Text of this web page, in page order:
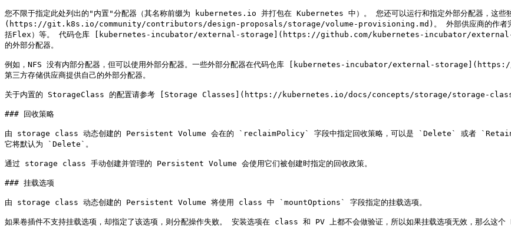
您不限于指定此处列出的"内置"分配器（其名称前缀为 kubernetes.io 并打包在 Kubernetes 中）。 您还可以运行和指定外部分配器，这
(https://git.k8s.io/community/contributors/design-proposals/storage/volume-provisioning.md)。 外部供应商的作者完全可以自
括Flex）等。 代码仓库 [kubernetes-incubator/external-storage](https://github.com/kubernetes-incubator/external-
的外部分配器。
例如，NFS 没有内部分配器，但可以使用外部分配器。一些外部分配器在代码仓库 [kubernetes-incubator/external-
第三方存储供应商提供自己的外部分配器。
关于内置的 StorageClass 的配置请参考 [Storage Classes](https://kubernetes.io/docs/concepts/storage/storage-
### 回收策略
由 storage class 动态创建的 Persistent Volume 会在的 `reclaimPolicy` 字段中指定回收策略，可以是 `Delete` 或者
它将默认为 `Delete`。
通过 storage class 手动创建并管理的 Persistent Volume 会使用它们被创建时指定的回收政策。
### 挂载选项
由 storage class 动态创建的 Persistent Volume 将使用 class 中 `mountOptions` 字段指定的挂载选项。
如果卷插件不支持挂载选项，却指定了该选项，则分配操作失败。 安装选项在 class 和 PV 上都不会做验证，所以如果挂载选项无效，那么这个